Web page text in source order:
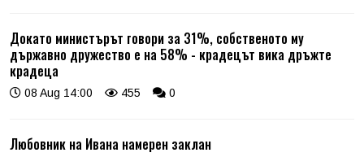
Докато министърът говори за 31%, собственото му
държавно дружество е на 58% - крадецът вика дръжте
крадеца
08 Aug 14:00 455 0
Любовник на Ивана намерен заклан